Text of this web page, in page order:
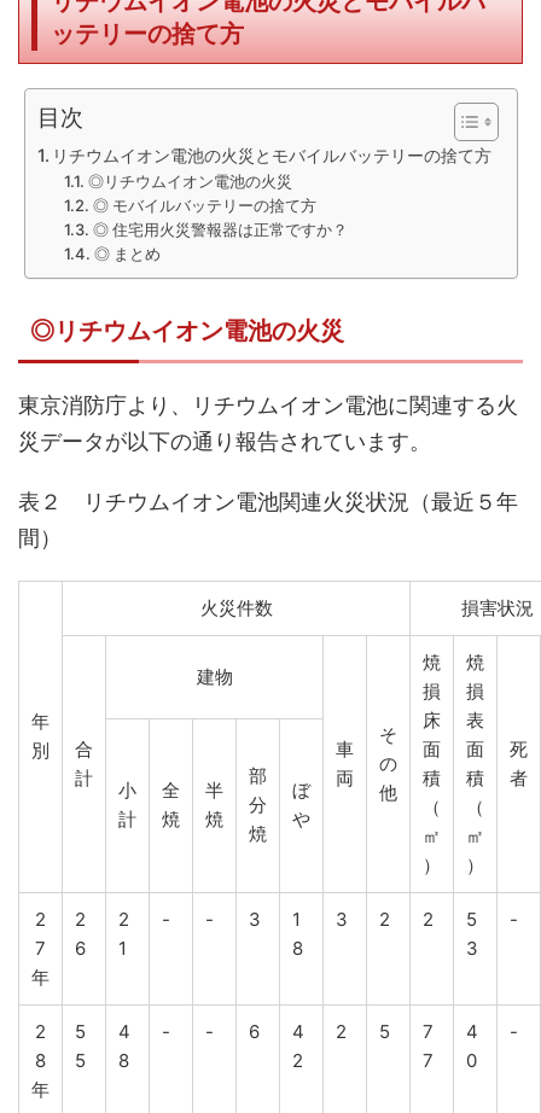
ッテリーの捨て方
目次
リチウムイオン電池の火災とモバイルバッテリーの捨て方
◎リチウムイオン電池の火災
◎ モバイルバッテリーの捨て方
◎ 住宅用火災警報器は正常ですか？
◎ まとめ
◎リチウムイオン電池の火災
東京消防庁より、リチウムイオン電池に関連する火
災データが以下の通り報告されています。
表２ リチウムイオン電池関連火災状況（最近５年
間）
年
別
火災件数 損害状況
合
計
建物
車
両
そ
の
他
焼
損
床
面
積
（
㎡
）
焼
損
表
面
積
（
㎡
）
死
者
小
計
全
焼
半
焼
部
分
焼
ぼ
や
2
7
年
2
6
2
1
- - 3
1
8
3 2 2
5
3
-
2
8
年
5
5
4
8
- - 6
4
2
2 5
7
7
4
0
-